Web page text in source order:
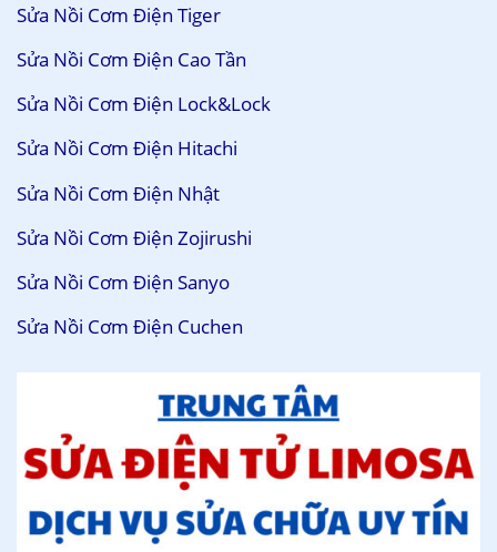
Sửa Nồi Cơm Điện Tiger
Sửa Nồi Cơm Điện Cao Tần
Sửa Nồi Cơm Điện Lock&Lock
Sửa Nồi Cơm Điện Hitachi
Sửa Nồi Cơm Điện Nhật
Sửa Nồi Cơm Điện Zojirushi
Sửa Nồi Cơm Điện Sanyo
Sửa Nồi Cơm Điện Cuchen